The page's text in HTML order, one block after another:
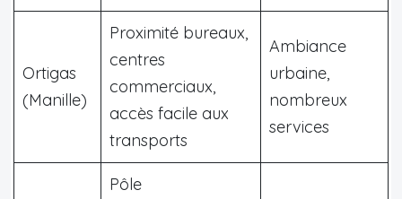
Ortigas
(Manille)
Proximité bureaux,
centres
commerciaux,
accès facile aux
transports
Ambiance
urbaine,
nombreux
services
Pôle